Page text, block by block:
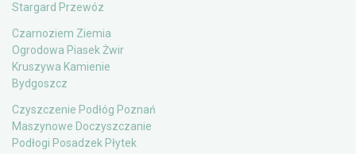
Stargard Przewóz
Czarnoziem Ziemia
Ogrodowa Piasek Żwir
Kruszywa Kamienie
Bydgoszcz
Czyszczenie Podłóg Poznań
Maszynowe Doczyszczanie
Podłogi Posadzek Płytek